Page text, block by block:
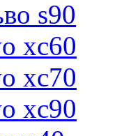
s90
xc60
xc70
xc90